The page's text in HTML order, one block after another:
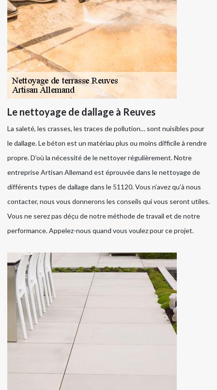
Le nettoyage de dallage à Reuves
La saleté, les crasses, les traces de pollution… sont nuisibles pour
le dallage. Le béton est un matériau plus ou moins difficile à rendre
propre. D’où la nécessité de le nettoyer régulièrement. Notre
entreprise Artisan Allemand est éprouvée dans le nettoyage de
différents types de dallage dans le 51120. Vous n’avez qu’à nous
contacter, nous vous donnerons les conseils qui vous seront utiles.
Vous ne serez pas déçu de notre méthode de travail et de notre
performance. Appelez-nous quand vous voulez pour ce projet.